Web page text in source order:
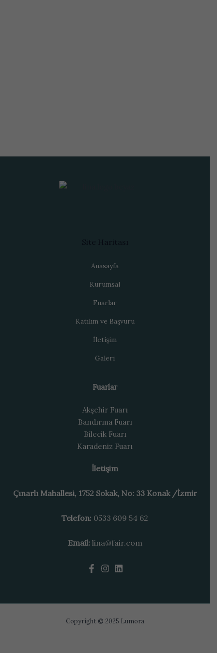
Site Haritası
Anasayfa
Kurumsal
Fuarlar
Katılım ve Başvuru
İletişim
Galeri
Fuarlar
Akşehir Fuarı
Bandırma Fuarı
Bilecik Fuarı
Karadeniz Fuarı
İletişim
Çınarlı Mahallesi, 1752 Sokak, No: 33 Konak /İzmir
Telefon: 0533 609 54 62
Email: lina@fair.com
Copyright © 2025 Lumora